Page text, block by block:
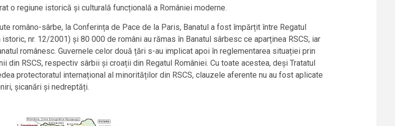
o regiune istorică și culturală funcțională a României moderne.
româno-sârbe, la Conferința de Pace de la Paris, Banatul a fost împărțit între Regatul
nr. 12/2001) și 80 000 de români au rămas în Banatul sârbesc ce aparținea RSCS, iar
românesc. Guvernele celor două țări s-au implicat apoi în reglementarea situației prin
RSCS, respectiv sârbii și croații din Regatul României. Cu toate acestea, deși Tratatul
protectoratul internațional al minorităților din RSCS, clauzele aferente nu au fost aplicate
șicanări și nedreptăți.